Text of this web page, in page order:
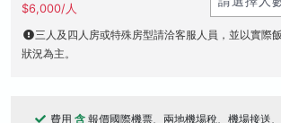
$6,000/人
三人及四人房或特殊房型請洽客服人員，並以實際
狀況為主。
費用 含 報價國際機票、兩地機場稅、機場接送